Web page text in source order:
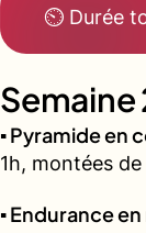
⏲ Durée
Semaine
▪️ Pyramide en
1h, montées
▪️ Endurance